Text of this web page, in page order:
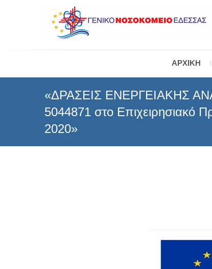
ΑΡΧΙΚΉ
«ΔΡΑΣΕΙΣ ΕΝΕΡΓΕΙΑΚΗΣ
5044871 στο Επιχειρησιακό
2020»